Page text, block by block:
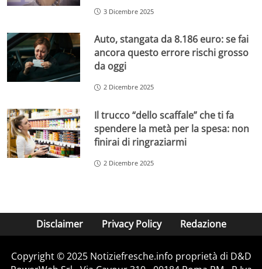
3 Dicembre 2025
Auto, stangata da 8.186 euro: se fai
ancora questo errore rischi grosso
da oggi
2 Dicembre 2025
Il trucco “dello scaffale” che ti fa
spendere la metà per la spesa: non
finirai di ringraziarmi
2 Dicembre 2025
Disclaimer Privacy Policy Redazione
Copyright © 2025 Notiziefresche.info proprietà di D&D